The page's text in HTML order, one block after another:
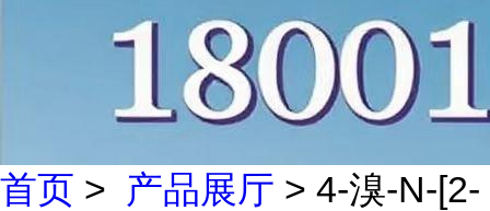
首页 > 产品展厅 > 4-溴-N-[2-